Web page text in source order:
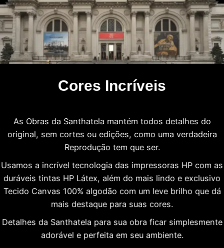
Cores Incríveis
As Obras da Santhatela mantém todos detalhes do
original, sem cortes ou edições, como uma verdadeira
Reprodução tem que ser.
Usamos a incrível tecnologia das impressoras HP com as
duráveis tintas HP Látex, além do mais lindo e exclusivo
Tecido Canvas 100% algodão com um leve brilho que dá
mais destaque para suas cores.
Detalhes da Santhatela para sua obra ficar simplesmente
adorável e perfeita em seu ambiente.